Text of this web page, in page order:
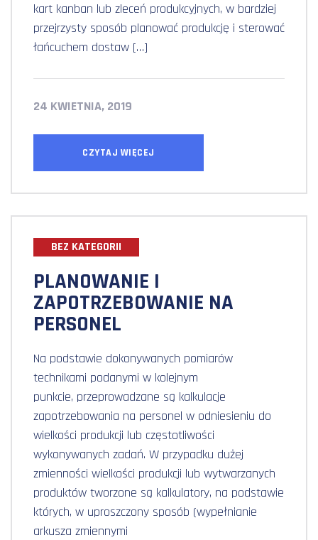
kart kanban lub zleceń produkcyjnych, w bardziej
przejrzysty sposób planować produkcję i sterować
łańcuchem dostaw […]
24 KWIETNIA, 2019
CZYTAJ WIĘCEJ
BEZ KATEGORII
PLANOWANIE I
ZAPOTRZEBOWANIE NA
PERSONEL
Na podstawie dokonywanych pomiarów
technikami podanymi w kolejnym
punkcie, przeprowadzane są kalkulacje
zapotrzebowania na personel w odniesieniu do
wielkości produkcji lub częstotliwości
wykonywanych zadań. W przypadku dużej
zmienności wielkości produkcji lub wytwarzanych
produktów tworzone są kalkulatory, na podstawie
których, w uproszczony sposób (wypełnianie
arkusza zmiennymi